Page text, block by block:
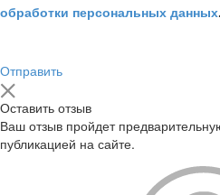
обработки персональных данных.
Отправить
Оставить отзыв
Ваш отзыв пройдет
публикацией на сайте.